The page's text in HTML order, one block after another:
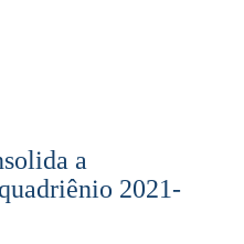
a
2021-